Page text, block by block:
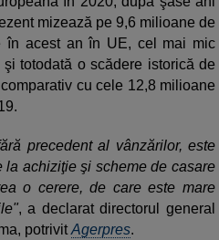
mizează pe 9,6 milioane de
în acest an în UE, cel mai mic
totodată o scădere istorică de
cu cele 12,8 milioane
precedent al vânzărilor, este
la achiziţie şi scheme de casare
o cerere, de care este mare
, a declarat directorul general
potrivitAgerpres.